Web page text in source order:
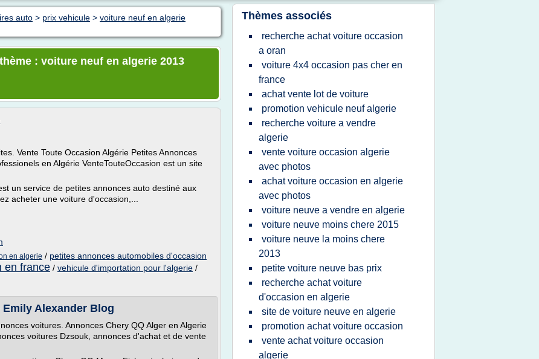
auto > prix vehicule > voiture neuf en algerie
: voiture neuf en algerie 2013
Vente Toute Occasion Algérie Petites Annonces
en Algérie VenteTouteOccasion est un site
un service de petites annonces auto destiné aux
acheter une voiture d'occasion,...
en algerie / petites annonces automobiles d'occasion
en france / vehicule d'importation pour l'algerie /
Alexander Blog
voitures. Annonces Chery QQ Alger en Algerie
voitures Dzsouk, annonces d'achat et de vente
Thèmes associés
recherche achat voiture occasion
a oran
voiture 4x4 occasion pas cher en
france
achat vente lot de voiture
promotion vehicule neuf algerie
recherche voiture a vendre
algerie
vente voiture occasion algerie
avec photos
achat voiture occasion en algerie
avec photos
voiture neuve a vendre en algerie
voiture neuve moins chere 2015
voiture neuve la moins chere
2013
petite voiture neuve bas prix
recherche achat voiture
d'occasion en algerie
site de voiture neuve en algerie
promotion achat voiture occasion
vente achat voiture occasion
algerie